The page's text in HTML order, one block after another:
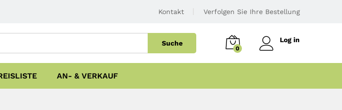
Kontakt Verfolgen Sie Ihre Bestellung
Suche
0
Log in
AN- & VERKAUF